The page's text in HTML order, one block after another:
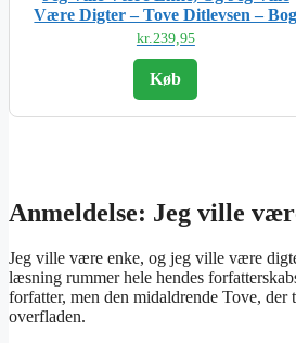
Være Digter – Tove Ditlevsen – Bog
kr. 239,95
Køb
Anmeldelse: Jeg ville
Jeg ville være enke, og jeg ville være
læsning rummer hele hendes
forfatter, men den midaldrende Tove,
overfladen.